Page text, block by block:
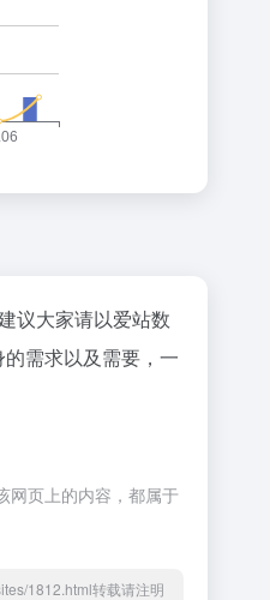
议大家请以爱站数
需求以及需要，一
网页上的内容，都属于
1812.html转载请注明